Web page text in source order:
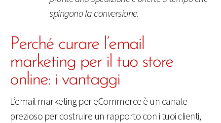
spingono la conversione.
Perché curare l’email
marketing per il tuo store
online: i vantaggi
L’email marketing per eCommerce è un canale
prezioso per costruire un rapporto con i tuoi clienti,